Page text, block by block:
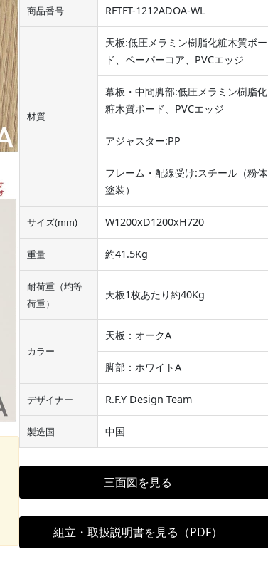
商品番号 RFTFT-1212ADOA-WL
材質
天板:低圧メラミン樹脂化粧木質ボー
ド、ペーパーコア、PVCエッジ
幕板・中間脚部:低圧メラミン樹脂化
粧木質ボード、PVCエッジ
アジャスター:PP
フレーム・配線受け:スチール（粉体
塗装）
サイズ(mm) W1200xD1200xH720
重量 約41.5Kg
耐荷重（均等
荷重）
天板1枚あたり約40Kg
カラー
天板：オークA
脚部：ホワイトA
デザイナー R.F.Y Design Team
製造国 中国
三面図を見る
組立・取扱説明書を見る（PDF）